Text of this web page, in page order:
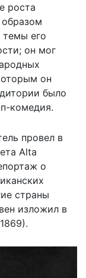
роста
темы его
он мог
он
было
комедия.
провел в
Alta
о
страны
изложил в